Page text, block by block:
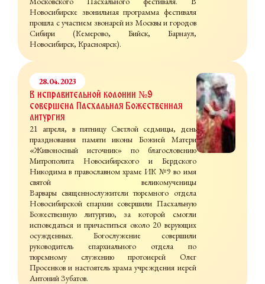
Новосибирске звонильная программа фестиваля
прошла с участием звонарей из Москвы и городов
Сибири (Кемерово, Бийск, Барнаул,
Новосибирск, Красноярск).
28.04.2023
В исправительной колонии №9
совершена Пасхальная Божественная
литургия
21 апреля, в пятницу Светлой седмицы, день
празднования памяти иконы Божией Матери
«Живоносный источник» по благословению
Митрополита Новосибирского и Бердского
Никодима в православном храме ИК №9 во имя
святой великомученицы
Варвары священнослужители тюремного отдела
Новосибирской епархии совершили Пасхальную
Божественную литургию, за которой смогли
исповедаться и причаститься около 20 верующих
осужденных. Богослужение совершили
руководитель епархиального отдела по
тюремному служению протоиерей Олег
Просенков и настоятель храма учреждения иерей
Антоний Зубатов.